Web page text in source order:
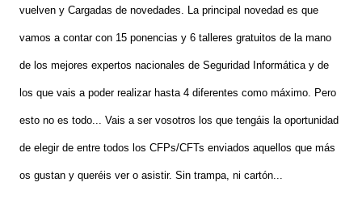
vuelven y Cargadas de novedades. La principal novedad es que
vamos a contar con 15 ponencias y 6 talleres gratuitos de la mano
de los mejores expertos nacionales de Seguridad Informática y de
los que vais a poder realizar hasta 4 diferentes como máximo. Pero
esto no es todo... Vais a ser vosotros los que tengáis la oportunidad
de elegir de entre todos los CFPs/CFTs enviados aquellos que más
os gustan y queréis ver o asistir. Sin trampa, ni cartón...